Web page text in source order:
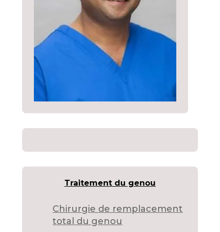
Traitement du genou
Chirurgie de remplacement
total du genou